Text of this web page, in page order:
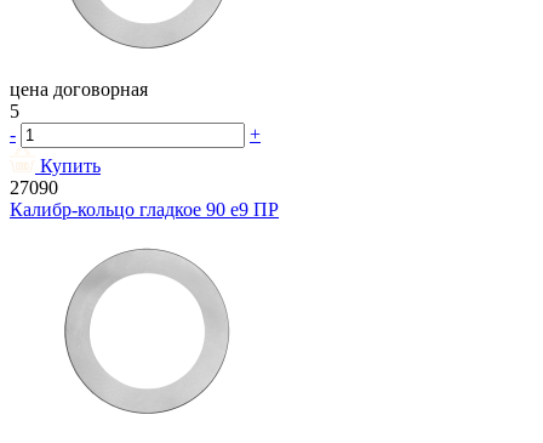
цена договорная
5
-
+
Купить
27090
Калибр-кольцо гладкое 90 e9 ПР